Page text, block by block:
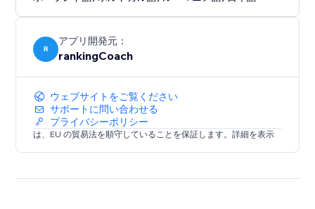
directories
- Brand, reviews & reputation monitoring
- Smart social post suggestions
you always know what to do
next.
Trusted by millions of small businesses worldwide.
R
アプリ開発元：
rankingCoach
ウェブサイトをご覧ください
サポートに問い合わせる
プライバシーポリシー
は、EU の貿易法を順守していることを保証します。詳細を表示